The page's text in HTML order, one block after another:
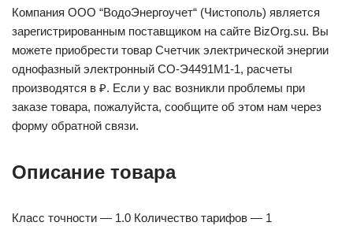
Компания ООО “ВодоЭнергоучет“ (Чистополь) является
зарегистрированным поставщиком на сайте BizOrg.su. Вы
можете приобрести товар Счетчик электрической энергии
однофазный электронный СО-Э4491М1-1, расчеты
производятся в ₽. Если у вас возникли проблемы при
заказе товара, пожалуйста, сообщите об этом нам через
форму обратной связи.
Описание товара
Класс точности — 1.0 Количество тарифов — 1